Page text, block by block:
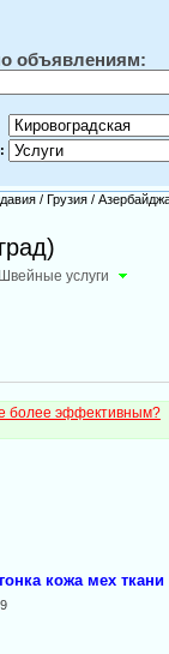
объявлениям:
/ Грузия /
Швейные услуги
более эффективным?
кожа мех ткани